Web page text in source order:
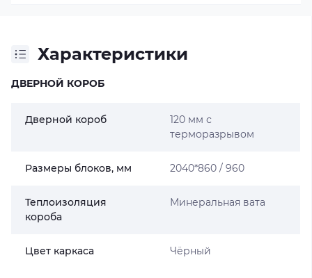
Характеристики
ДВЕРНОЙ КОРОБ
Дверной короб
120 мм с
терморазрывом
Размеры блоков, мм 2040*860 / 960
Теплоизоляция
короба
Минеральная вата
Цвет каркаса Чёрный